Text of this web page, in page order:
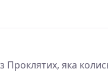
Проклятих, яка